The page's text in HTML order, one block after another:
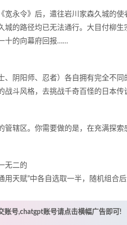
宽永令》后，遣往岩川家森久城的
城的路径均已无法通行。大目付柳
十的向幕府回报……
、阴阳师、忍者）各自拥有完全不
斗风格，去挑战千奇百怪的日本传
管辖区。你需要做的是，在充满探
无二的
用天赋”中各自选取一半，随机组合
账号,chatgpt账号请点击横幅广告即可!